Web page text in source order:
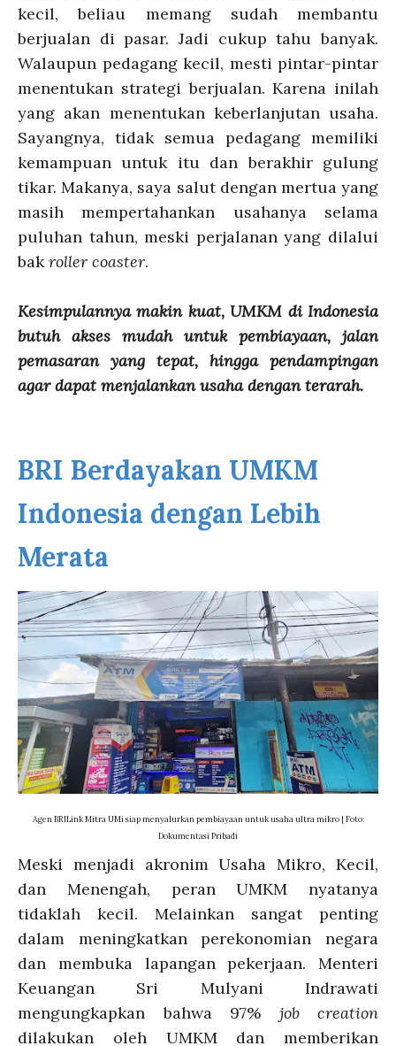
kecil, beliau memang sudah membantu
berjualan di pasar. Jadi cukup tahu banyak.
Walaupun pedagang kecil, mesti pintar-pintar
menentukan strategi berjualan. Karena inilah
yang akan menentukan keberlanjutan usaha.
Sayangnya, tidak semua pedagang memiliki
kemampuan untuk itu dan berakhir gulung
tikar. Makanya, saya salut dengan mertua yang
masih mempertahankan usahanya selama
puluhan tahun, meski perjalanan yang dilalui
bakroller coaster.
Kesimpulannya makin kuat, UMKM di Indonesia
butuh akses mudah untuk pembiayaan, jalan
pemasaran yang tepat, hingga pendampingan
agar dapat menjalankan usaha dengan terarah.
BRI Berdayakan UMKM
Indonesia dengan Lebih
Merata
Agen BRILink Mitra UMi siap menyalurkan pembiayaan untuk usaha ultra mikro | Foto:
Dokumentasi Pribadi
Meski menjadi akronim Usaha Mikro, Kecil,
dan Menengah, peran UMKM nyatanya
tidaklah kecil. Melainkan sangat penting
dalam meningkatkan perekonomian negara
dan membuka lapangan pekerjaan. Menteri
Keuangan Sri Mulyani Indrawati
mengungkapkan bahwa 97% job creation
dilakukan oleh UMKM dan memberikan